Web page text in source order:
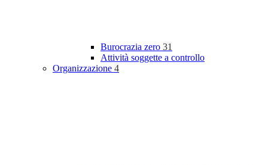
Burocrazia zero 31
Attività soggette a controllo
Organizzazione 4